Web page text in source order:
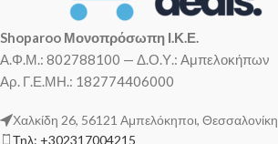
Shoparoo Μονοπρόσωπη Ι.Κ.Ε.
Α.Φ.Μ.: 802788100 — Δ.Ο.Υ.: Αμπελοκήπων
Αρ. Γ.Ε.ΜΗ.: 182774406000
Χαλκίδη 26, 56121 Αμπελόκηποι, Θεσσαλονίκη
Τηλ: +302317004215